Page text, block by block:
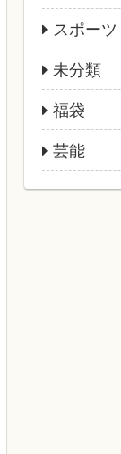
スポーツ
未分類
福袋
芸能